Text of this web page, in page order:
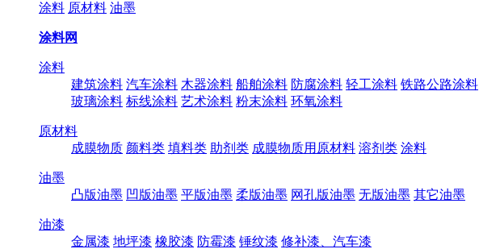
涂料 原材料 油墨
涂料网
涂料
建筑涂料 汽车涂料 木器涂料 船舶涂料 防腐涂料 轻工涂料 铁路公路涂料
玻璃涂料 标线涂料 艺术涂料 粉末涂料 环氧涂料
原材料
成膜物质 颜料类 填料类 助剂类 成膜物质用原材料 溶剂类 涂料
油墨
凸版油墨 凹版油墨 平版油墨 柔版油墨 网孔版油墨 无版油墨 其它油墨
油漆
金属漆 地坪漆 橡胶漆 防霉漆 锤纹漆 修补漆、汽车漆